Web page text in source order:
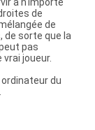
à n'importe
de
de
de sorte que la
pas
joueur.
du